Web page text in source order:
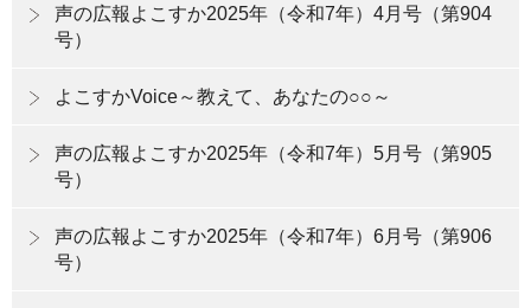
声の広報よこすか2025年（令和7年）4月号（第904
号）
よこすかVoice～教えて、あなたの○○～
声の広報よこすか2025年（令和7年）5月号（第905
号）
声の広報よこすか2025年（令和7年）6月号（第906
号）